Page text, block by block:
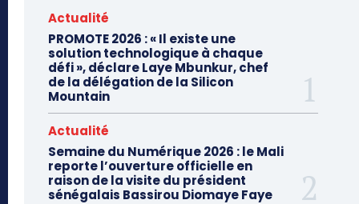
Actualité
PROMOTE 2026 : « Il existe une
solution technologique à chaque
défi », déclare Laye Mbunkur, chef
de la délégation de la Silicon
Mountain
Actualité
Semaine du Numérique 2026 : le Mali
reporte l’ouverture officielle en
raison de la visite du président
sénégalais Bassirou Diomaye Faye